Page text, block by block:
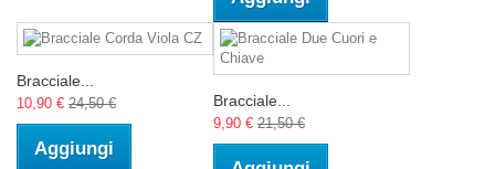
Bracciale...
10,90 € 24,50 €
Aggiungi
Bracciale...
9,90 € 21,50 €